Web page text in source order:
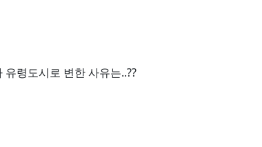
령도시로 변한 사유는..??